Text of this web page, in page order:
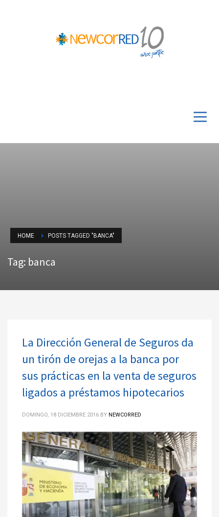
HOME POSTS TAGGED "BANCA"
Tag: banca
La Dirección General de Seguros da
un tirón de orejas a la banca por
sus prácticas en la venta de seguros
ligados a préstamos hipotecarios
DOMINGO, 18 DICIEMBRE 2016 BY NEWCORRED